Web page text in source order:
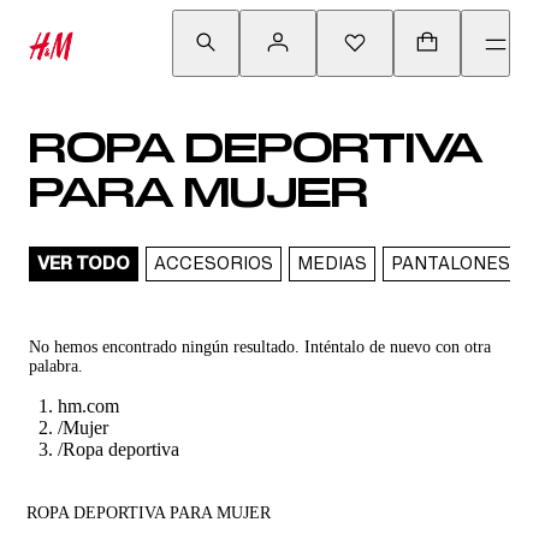
ROPA DEPORTIVA
PARA MUJER
VER TODO ACCESORIOS MEDIAS PANTALONES
No hemos encontrado ningún resultado. Inténtalo de nuevo con otra
palabra.
hm.com
/Mujer
/Ropa deportiva
ROPA DEPORTIVA PARA MUJER